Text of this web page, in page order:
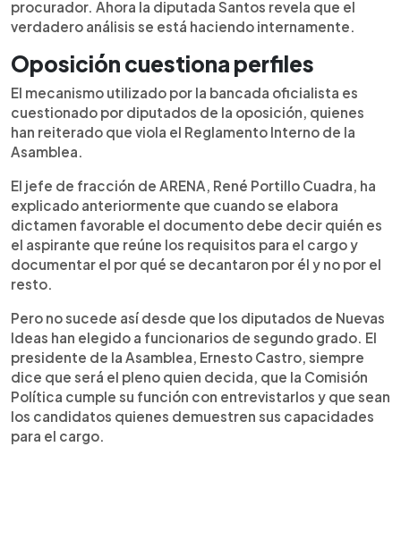
procurador. Ahora la diputada Santos revela que el
verdadero análisis se está haciendo internamente.
Oposición cuestiona perfiles
El mecanismo utilizado por la bancada oficialista es
cuestionado por diputados de la oposición, quienes
han reiterado que viola el Reglamento Interno de la
Asamblea.
El jefe de fracción de ARENA, René Portillo Cuadra, ha
explicado anteriormente que cuando se elabora
dictamen favorable el documento debe decir quién es
el aspirante que reúne los requisitos para el cargo y
documentar el por qué se decantaron por él y no por el
resto.
Pero no sucede así desde que los diputados de Nuevas
Ideas han elegido a funcionarios de segundo grado. El
presidente de la Asamblea, Ernesto Castro, siempre
dice que será el pleno quien decida, que la Comisión
Política cumple su función con entrevistarlos y que sean
los candidatos quienes demuestren sus capacidades
para el cargo.